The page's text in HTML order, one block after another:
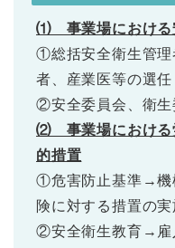
⑴ 事業場における
①総括安全衛生管理
者、産業医等の選任
②安全委員会、衛生
⑵ 事業場における
的措置
①危害防止基準→機
険に対する措置の実
②安全衛生教育→雇